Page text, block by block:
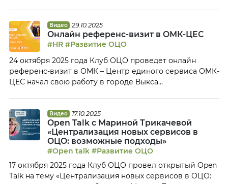
кто будет переходить в ОЦО, так и с теми, кто будет
передавать функции, но не планируется к переводу.
Представители ОЦО обсудили: Тайм-коды: […]
Видео 29.10.2025
Онлайн референс-визит в ОМК-ЦЕС
#HR #Развитие ОЦО
24 октября 2025 года Клуб ОЦО проведет онлайн
референс-визит в ОМК – Центр единого сервиса ОМК-
ЦЕС начал свою работу в городе Выкса
помимо функций бухгалтерского и налогового учета и
подготовки отчетности осуществляет HR-сервисы,
казначейские функции, административно-
хозяйственный функционал, поддержку закупок и
продаж, частично планово-экономический
функционал […]
Видео 17.10.2025
Open Talk с Мариной Трикачевой
«Централизация новых сервисов в
ОЦО: возможные подходы»
#Open talk #Развитие ОЦО
17 октября 2025 года Клуб ОЦО провел открытый Open
Talk на тему «Централизация новых сервисов в ОЦО: